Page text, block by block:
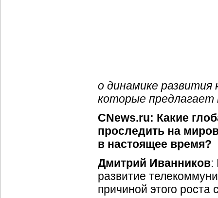
о динамике
которые предлагает
CNews.ru: Какие
проследить на
в настоящее время?
Дмитрий Иванников:
развитие
причиной этого роста